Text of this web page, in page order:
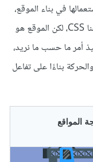
في بناء الموقع،
لاحظ شكل الموقع من خلال HTML فقط، ثم أضفنا CSS، لكن الموقع هو
أمر ما حسب ما نريد،
بناءًا على تفاعل